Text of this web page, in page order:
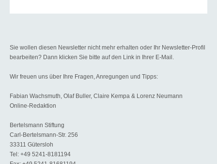
Sie wollen diesen Newsletter nicht mehr erhalten oder Ihr Newsletter-Profil
bearbeiten? Dann klicken Sie bitte auf den Link in Ihrer E-Mail.
Wir freuen uns über Ihre Fragen, Anregungen und Tipps:
Fabian Wachsmuth, Olaf Buller, Claire Kempa & Lorenz Neumann
Online-Redaktion
Bertelsmann Stiftung
Carl-Bertelsmann-Str. 256
33311 Gütersloh
Tel: +49 5241-8181194